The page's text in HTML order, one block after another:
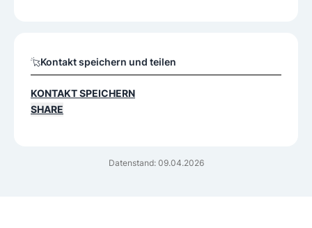
Datenstand: 09.04.2026
Kontakt speichern und teilen
KONTAKT SPEICHERN
SHARE